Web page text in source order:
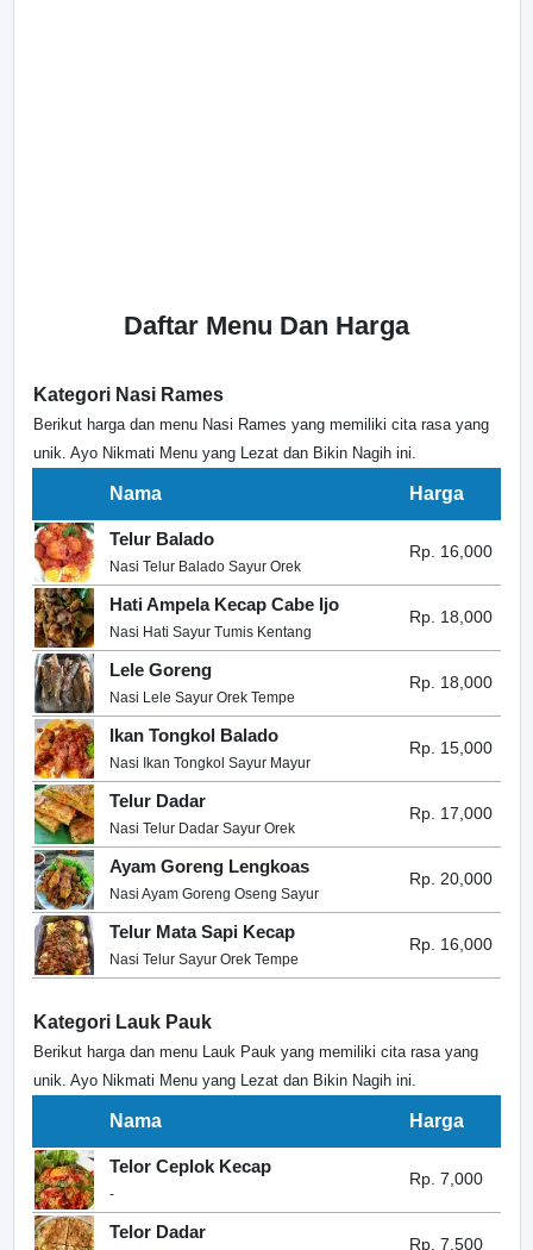
Daftar Menu Dan Harga
Kategori Nasi Rames
Berikut harga dan menu Nasi Rames yang memiliki cita rasa yang
unik. Ayo Nikmati Menu yang Lezat dan Bikin Nagih ini.
Nama Harga
Telur Balado
Nasi Telur Balado Sayur Orek
Rp. 16,000
Hati Ampela Kecap Cabe Ijo
Nasi Hati Sayur Tumis Kentang
Rp. 18,000
Lele Goreng
Nasi Lele Sayur Orek Tempe
Rp. 18,000
Ikan Tongkol Balado
Nasi Ikan Tongkol Sayur Mayur
Rp. 15,000
Telur Dadar
Nasi Telur Dadar Sayur Orek
Rp. 17,000
Ayam Goreng Lengkoas
Nasi Ayam Goreng Oseng Sayur
Rp. 20,000
Telur Mata Sapi Kecap
Nasi Telur Sayur Orek Tempe
Rp. 16,000
Kategori Lauk Pauk
Berikut harga dan menu Lauk Pauk yang memiliki cita rasa yang
unik. Ayo Nikmati Menu yang Lezat dan Bikin Nagih ini.
Nama Harga
Telor Ceplok Kecap
-
Rp. 7,000
Telor Dadar
Rp. 7,500